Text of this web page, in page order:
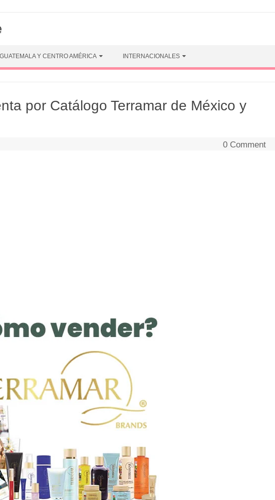
GUATEMALA Y CENTRO AMÉRICA INTERNACIONALES
por Catálogo Terramar de México y
0 Comment